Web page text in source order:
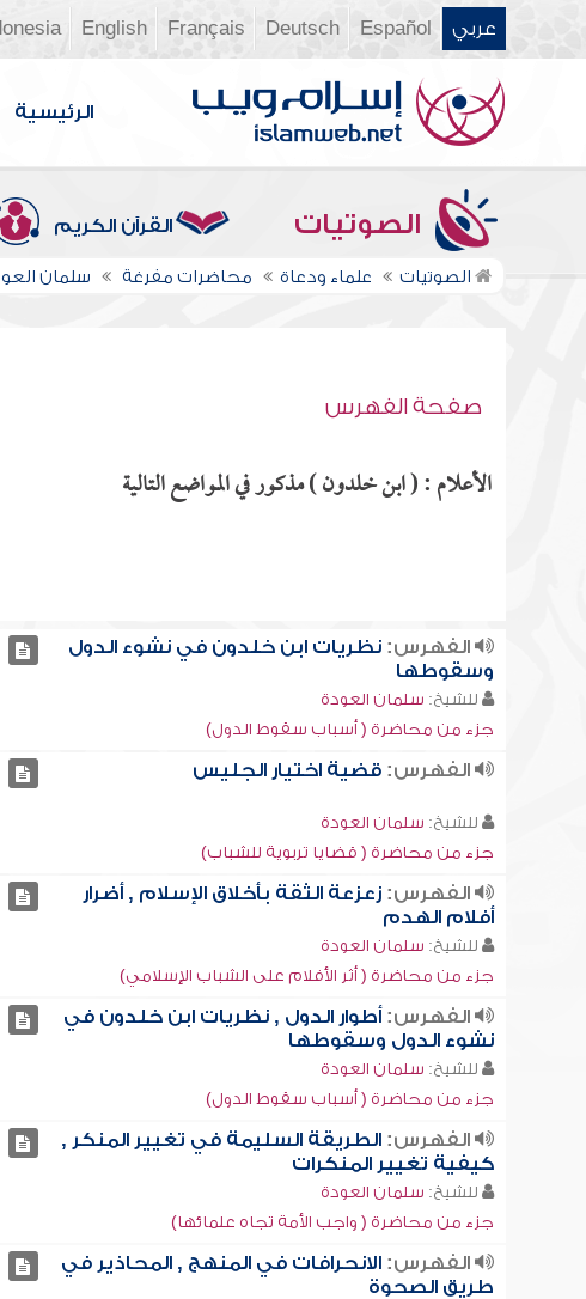
عربي Español
Deutsch
Français
English
الرئيسية
الصوتيات القرآن الكريم
الصوتيات علماء ودعاة محاضرات مفرغة سلمان
صفحة الفهرس
الأعلام : ( ابن خلدون ) مذكور في المواضع التالية
الفهرس:نظريات ابن خلدون في نشوء الدول
وسقوطها
للشيخ: سلمان العودة
جزء من محاضرة ( أسباب سقوط الدول)
الفهرس:قضية اختيار الجليس
للشيخ: سلمان العودة
جزء من محاضرة ( قضايا تربوية للشباب)
الفهرس:زعزعة الثقة بأخلاق الإسلام , أضرار
أفلام الهدم
للشيخ: سلمان العودة
جزء من محاضرة ( أثر الأفلام على الشباب الإسلامي)
الفهرس:أطوار الدول , نظريات ابن خلدون في
نشوء الدول وسقوطها
للشيخ: سلمان العودة
جزء من محاضرة ( أسباب سقوط الدول)
الفهرس:الطريقة السليمة في تغيير المنكر ,
كيفية تغيير المنكرات
للشيخ: سلمان العودة
جزء من محاضرة ( واجب الأمة تجاه علمائها)
الفهرس:الانحرافات في المنهج , المحاذير في
طريق الصحوة